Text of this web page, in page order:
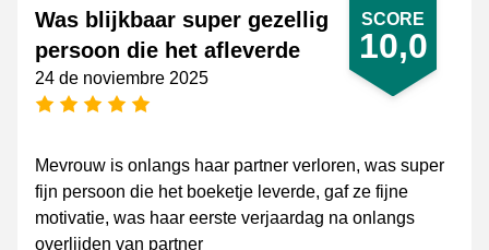
SCORE
10,0
Was blijkbaar super gezellig
persoon die het afleverde
24 de noviembre 2025
[_General:NumberOfStarsPluralFormat]
Mevrouw is onlangs haar partner verloren, was super
fijn persoon die het boeketje leverde, gaf ze fijne
motivatie, was haar eerste verjaardag na onlangs
overlijden van partner